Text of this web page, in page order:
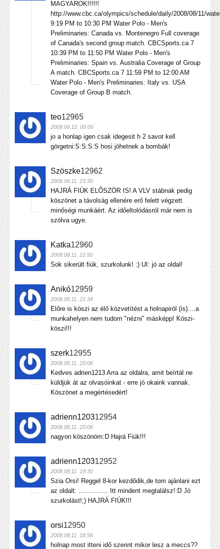
MAGYAROK!!!!!!
http://www.cbc.ca/olympics/schedule/daily/2008/08/11/
9:19 PM to 10:30 PM Water Polo - Men's
Preliminaries: Canada vs. Montenegro Full coverage
of Canada's second group match. CBCSports.ca 7
10:39 PM to 11:50 PM Water Polo - Men's
Preliminaries: Spain vs. Australia Coverage of Group
A match. CBCSports.ca 7 11:59 PM to 12:00 AM
Water Polo - Men's Preliminaries: Italy vs. USA
Coverage of Group B match.
teo12965
2008.08.12. 00:00
jo a honlap igen csak idegesit h 2 savot kell
görgetni:S:S:S:S hosi jöhetnek a bombák!
Szöszke12962
2008.08.11. 23:30
HAJRÁ FIÚK ELŐSZÖR IS! A VLV stábnak pedig
köszönet a távolság ellenére erő felett végzett
minőségi munkáért. Az időeltolódásról már nem is
szólva ugye.
Katka12960
2008.08.11. 21:50
Sok sikerült fiúk, szurkolunk! :) UI: jó az oldal!
Anikó12959
2008.08.11. 21:34
Előre is köszi az élő közvetítést a holnapiról (is)....a
munkahelyen nem tudom "nézni" másképp! Köszi-
köszi!!!
szerk12955
2008.08.11. 20:06
Kedves adrien1213 Arra az oldalra, amit beírtál ne
küldjük át az olvasóinkat - erre jó okaink vannak.
Köszönet a megértésedért!
adrienn120312954
2008.08.11. 20:06
nagyon köszönöm:D Hajrá Fiúk!!!
adrienn120312952
2008.08.11. 19:30
Szia Orsi! Reggel 8-kor kezdődik,de tom ajánlani ezt
az oldalt: ............... Itt mindent megtalálsz!:D Jó
szurkolást!;) HAJRÁ FIÚK!!!
orsi12950
2008.08.11. 18:56
holnap most itteni idő szerint mikor lesz a meccs??